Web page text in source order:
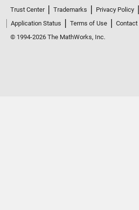
Trust Center Trademarks Privacy Policy
Application Status
Terms of Use
Contact
© 1994-2026 The MathWorks, Inc.